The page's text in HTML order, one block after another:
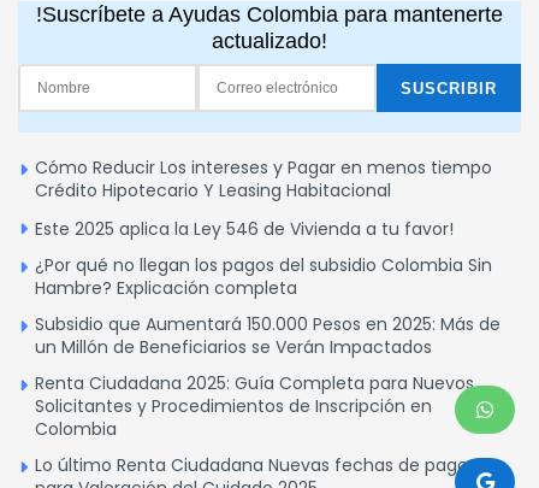
!Suscríbete a Ayudas Colombia para mantenerte
actualizado!
Cómo Reducir Los intereses y Pagar en menos tiempo
Crédito Hipotecario Y Leasing Habitacional
Este 2025 aplica la Ley 546 de Vivienda a tu favor!
¿Por qué no llegan los pagos del subsidio Colombia Sin
Hambre? Explicación completa
Subsidio que Aumentará 150.000 Pesos en 2025: Más de
un Millón de Beneficiarios se Verán Impactados
Renta Ciudadana 2025: Guía Completa para Nuevos
Solicitantes y Procedimientos de Inscripción en
Colombia
Lo último Renta Ciudadana Nuevas fechas de pagos